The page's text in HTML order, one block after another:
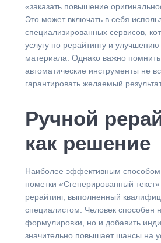
«заказать повышение
Это может включать в себя
специализированных сервисов,
услугу по рерайтингу и улучшению
материала. Однако важно
автоматические инструменты не
гарантировать желаемый
Ручной
как решение
Наиболее эффективным способом
пометки «Сгенерированный
рерайтинг, выполненный
специалистом. Человек способен
формулировки, но и добавить
значительно повышает шансы на